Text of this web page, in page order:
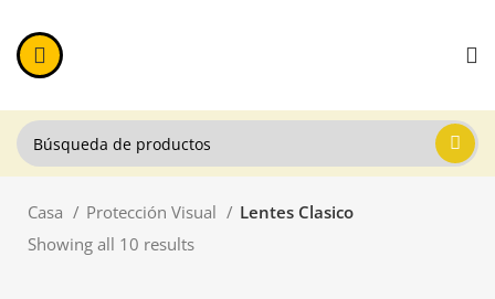
Casa Protección Visual
Lentes Clasico
Showing all 10 results